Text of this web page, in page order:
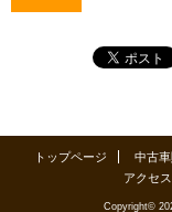
トップページ 中古
アクセス
Copyright©